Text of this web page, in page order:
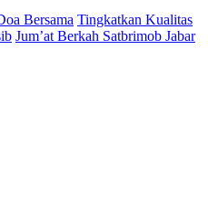
Bersama Tingkatkan Kualitas
Jum’at Berkah Satbrimob Jabar